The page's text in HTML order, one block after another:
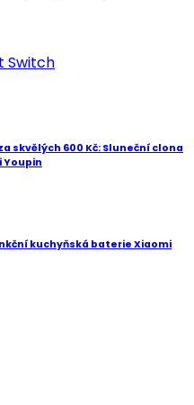
Switch
skvělých 600 Kč: Sluneční clona
Youpin
kuchyňská baterie Xiaomi